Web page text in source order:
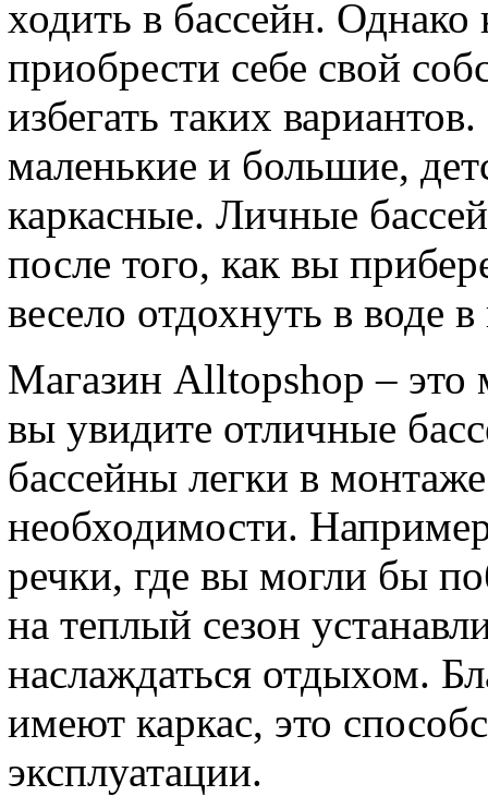
ходить в бассейн. Однако
приобрести себе свой
избегать таких
маленькие и большие,
каркасные. Личные
после того, как вы
весело отдохнуть в воде
Магазин Alltopshop – это
вы увидите отличные
бассейны легки в
необходимости.
речки, где вы могли бы
на теплый сезон
наслаждаться отдыхом.
имеют каркас, это
эксплуатации.